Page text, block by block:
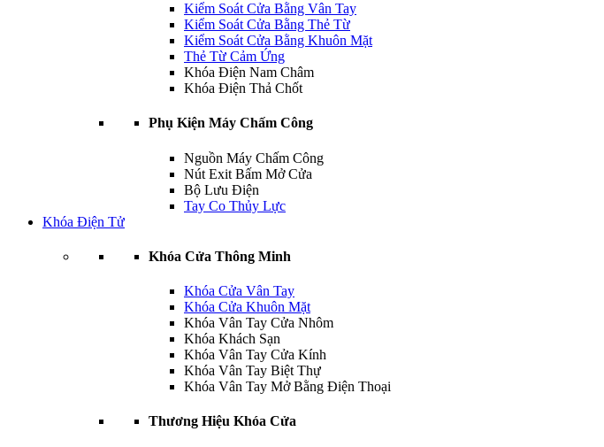
Kiểm Soát Cửa Bằng Vân Tay
Kiểm Soát Cửa Bằng Thẻ Từ
Kiểm Soát Cửa Bằng Khuôn Mặt
Thẻ Từ Cảm Ứng
Khóa Điện Nam Châm
Khóa Điện Thả Chốt
Phụ Kiện Máy Chấm Công
Nguồn Máy Chấm Công
Nút Exit Bấm Mở Cửa
Bộ Lưu Điện
Tay Co Thủy Lực
Khóa Điện Tử
Khóa Cửa Thông Minh
Khóa Cửa Vân Tay
Khóa Cửa Khuôn Mặt
Khóa Vân Tay Cửa Nhôm
Khóa Khách Sạn
Khóa Vân Tay Cửa Kính
Khóa Vân Tay Biệt Thự
Khóa Vân Tay Mở Bằng Điện Thoại
Thương Hiệu Khóa Cửa